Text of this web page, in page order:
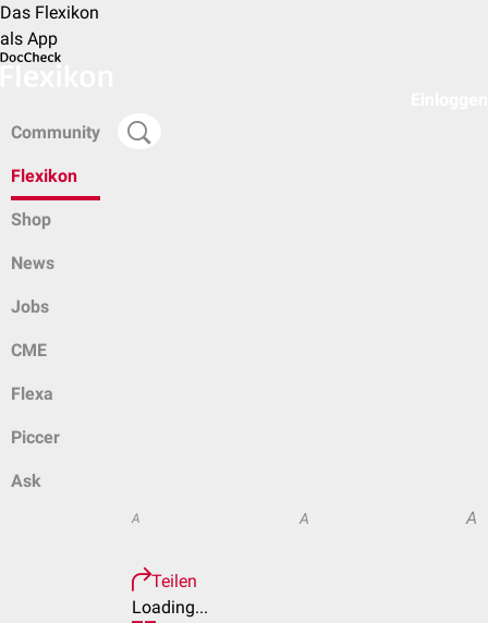
Das Flexikon
als App
Community
Flexikon
Shop
News
Jobs
CME
Flexa
Piccer
Ask
A A A
Teilen
Loading...